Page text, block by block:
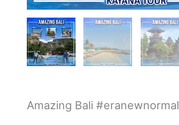
Amazing Bali #eranewnormal
Tour Raja Ampat
Mancanegara